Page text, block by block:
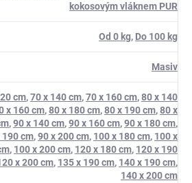
kokosovým vláknem PUR
Od 0 kg, Do 100 kg
Masiv
cm,70 x 140 cm,70 x 160 cm,80 x 140
x 160 cm,80 x 180 cm,80 x 190 cm,80 x
,90 x 140 cm,90 x 160 cm,90 x 180 cm,
190 cm,90 x 200 cm, 100 x 180 cm, 100 x
, 100 x 200 cm, 120 x 180 cm, 120 x 190
x 200 cm, 135 x 190 cm, 140 x 190 cm,
140 x 200 cm